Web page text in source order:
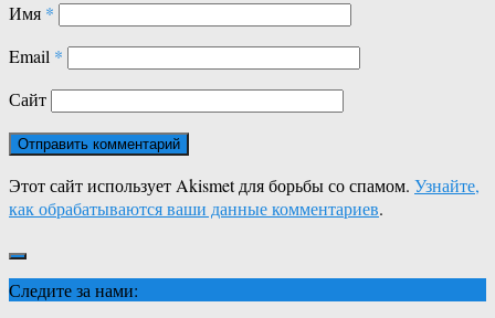
Имя *
Email *
Сайт
Этот сайт использует Akismet для борьбы со спамом. Узнайте,
как обрабатываются ваши данные комментариев.
Следите за нами: